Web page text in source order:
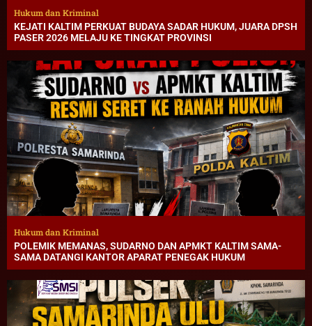
Hukum dan Kriminal
KEJATI KALTIM PERKUAT BUDAYA SADAR HUKUM, JUARA DPSH
PASER 2026 MELAJU KE TINGKAT PROVINSI
Hukum dan Kriminal
POLEMIK MEMANAS, SUDARNO DAN APMKT KALTIM SAMA-
SAMA DATANGI KANTOR APARAT PENEGAK HUKUM